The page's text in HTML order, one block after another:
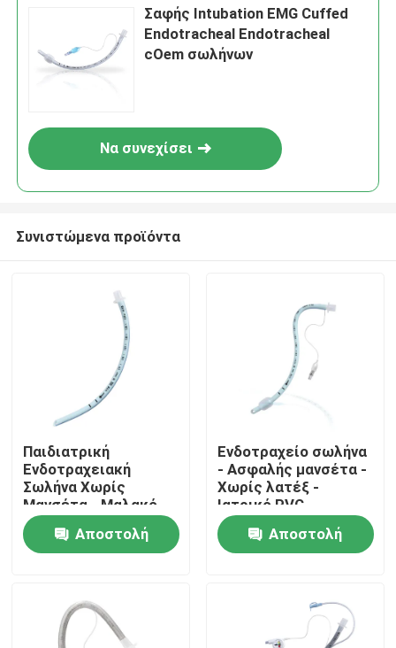
Αρχική Σελίδα
Εμφάνιση VR
Σαφής Intubation EMG Cuffed
Endotracheal Endotracheal
cOem σωλήνων
Να συνεχίσει
Συνιστώμενα προϊόντα
Παιδιατρική
Ενδοτραχειακή
Σωλήνα Χωρίς
Μανσέτα - Μαλακό
Μπλε Ιατρικό PVC -
Πιστοποίηση CE ISO
Αποστολή
Ενδοτραχείο σωλήνα
- Ασφαλής μανσέτα -
Χωρίς λατέξ -
Ιατρικό PVC -
Διαφανείς
σημειώσειςΑποστολή